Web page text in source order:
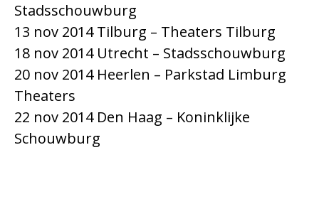
Stadsschouwburg
13 nov 2014 Tilburg – Theaters Tilburg
18 nov 2014 Utrecht – Stadsschouwburg
20 nov 2014 Heerlen – Parkstad Limburg
Theaters
22 nov 2014 Den Haag – Koninklijke
Schouwburg